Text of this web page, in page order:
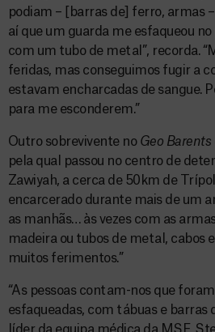
podiam – [barras de] ferro, armas
aí que um guarda me esfaqueou
com um tubo de metal”, recorda.
feridas, mas conseguimos fugir a
estavam encharcadas de sangue.
para me esconderem.”
Outro sobrevivente no Geo Barents
pela qual passou no centro de
Zawiyah, a cerca de 50km de
encarcerado durante mais de um
as manhãs… às vezes com as
madeira ou tubos de metal, cabos
muitos ferimentos.”
“As pessoas contam-nos que
esfaqueadas, com tábuas e barras